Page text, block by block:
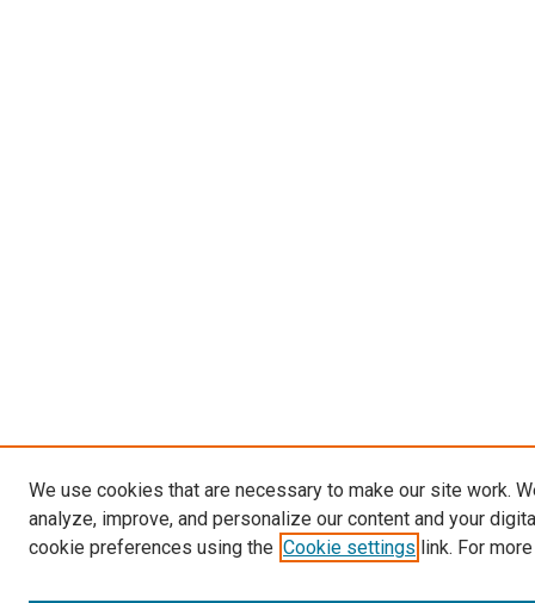
We use cookies that are necessary to make our site work.
analyze, improve, and personalize our content and your
cookie preferences using the Cookie settings link. For